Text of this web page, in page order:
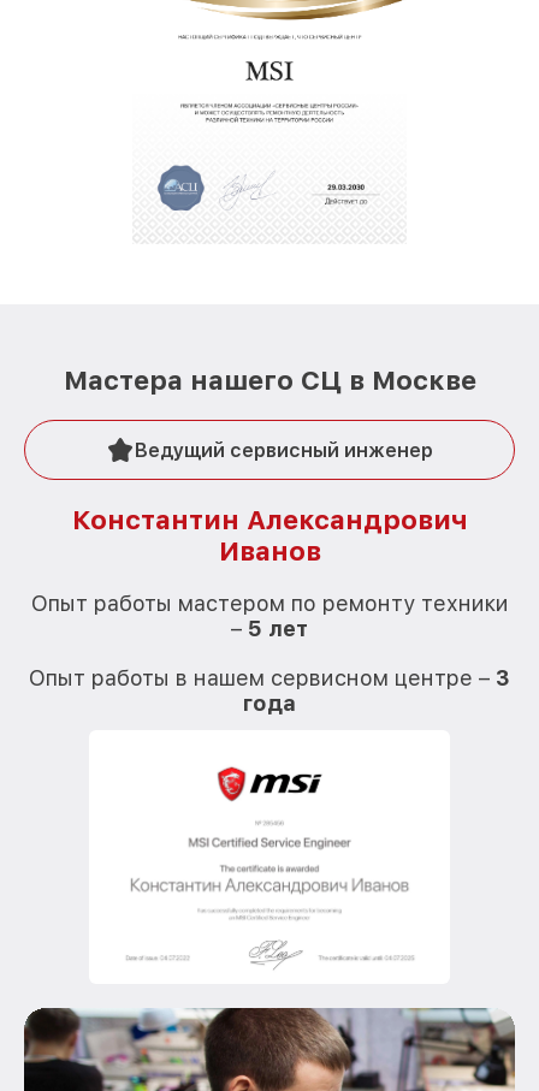
Мастера нашего СЦ в Москве
Ведущий сервисный инженер
Константин Александрович
Иванов
Опыт работы мастером по ремонту техники
– 5 лет
Опыт работы в нашем сервисном центре – 3
года